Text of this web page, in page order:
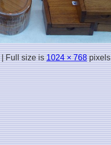
|Full size is1024 × 768pixels